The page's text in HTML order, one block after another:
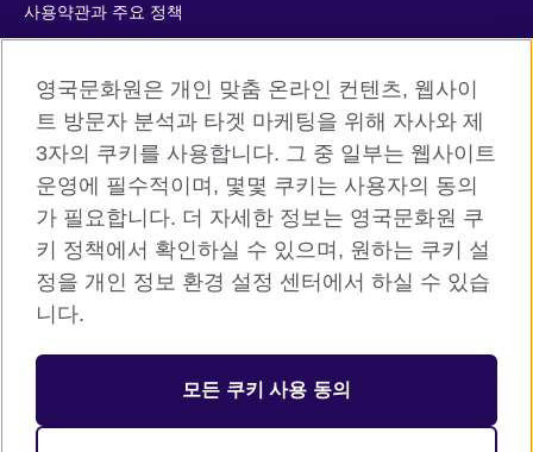
사용약관과 주요 정책
사이트맵
© 2026 British Council
The United Kingdom’s international organisation for cultural
relations and educational opportunities. A registered charity:
209131 (England and Wales) SC037733 (Scotland)
서울시 중구 서소문로 11길 19 (정동 34-5 배재정동빌딩B동) 2층
주한영국문화원 (우) 04516
대표전화: 사무소 02 3702 0601 성인 어학원 1522 8006 어린이
영국문화원은 개인 맞춤 온라인 컨텐츠, 웹사이
트 방문자 분석과 타겟 마케팅을 위해 자사와 제
3자의 쿠키를 사용합니다. 그 중 일부는 웹사이트
운영에 필수적이며, 몇몇 쿠키는 사용자의 동의
가 필요합니다. 더 자세한 정보는 영국문화원 쿠
키 정책에서 확인하실 수 있으며, 원하는 쿠키 설
정을 개인 정보 환경 설정 센터에서 하실 수 있습
니다.
모든 쿠키 사용 동의